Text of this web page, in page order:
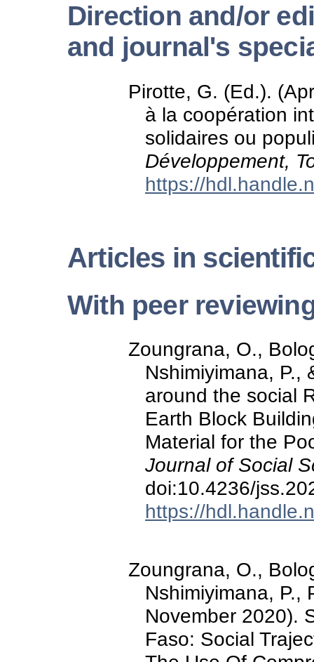
Direction and/or
and journal's
Pirotte, G. (Ed.).
à la coopération
solidaires ou
Développement,
https://
Articles in
With peer
Zoungrana, O.,
Nshimiyimana, P.,
around the social
Earth Block
Material for the
Journal of Social
doi:10.4236/
https://
Zoungrana, O.,
Nshimiyimana, P.,
November 2020).
Faso: Social